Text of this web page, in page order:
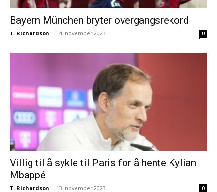
Bayern München bryter overgangsrekord
T. Richardson - 14. november 2023 0
Villig til å sykle til Paris for å hente Kylian
Mbappé
T. Richardson - 13. november 2023 0